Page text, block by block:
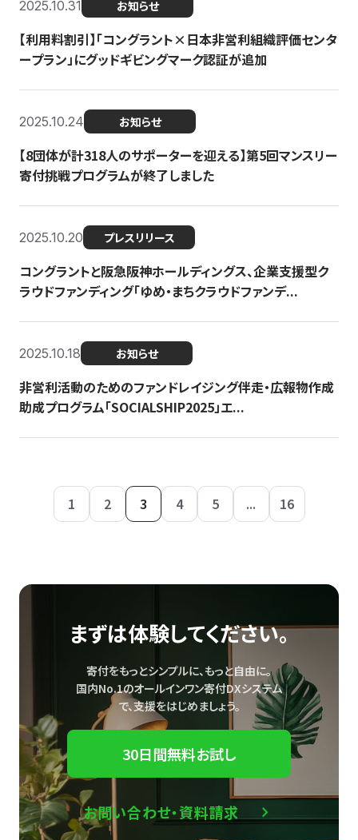
2025.10.31 お知らせ
【利用料割引】「コングラント×日本非営利組織評価センタ
ープラン」にグッドギビングマーク認証が追加
2025.10.24 お知らせ
【8団体が計318人のサポーターを迎える】​​第5回マンスリー
寄付挑戦プログラムが終了しました
2025.10.20 プレスリリース
コングラントと阪急阪神ホールディングス、企業支援型ク
ラウドファンディング「ゆめ・まちクラウドファンデ...
2025.10.18 お知らせ
非営利活動のためのファンドレイジング伴走・広報物作成
助成プログラム「SOCIALSHIP2025」エ...
1 2 3 4 5 ... 16
まずは体験してください。
寄付をもっとシンプルに、もっと自由に。
国内No.1のオールインワン寄付DXシステム
で、支援をはじめましょう。
30日間無料お試し
お問い合わせ・資料請求